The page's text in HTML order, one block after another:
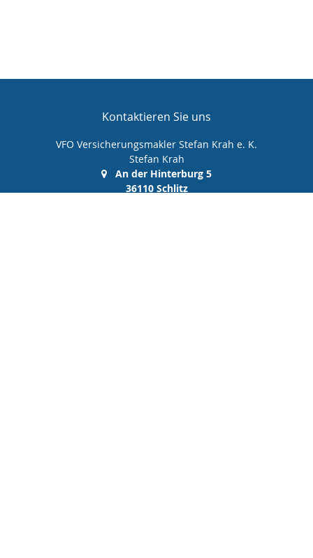
Kontaktieren Sie uns
VFO Versicherungsmakler Stefan Krah e. K.
Stefan Krah
An der Hinterburg 5
36110 Schlitz